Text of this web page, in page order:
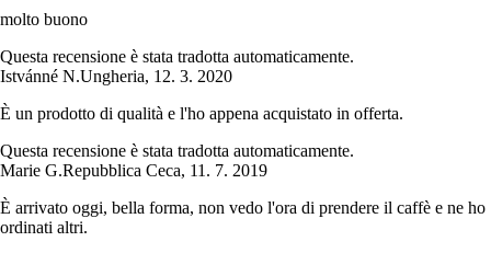
molto buono
Questa recensione è stata tradotta automaticamente.
Istvánné N.Ungheria, 12. 3. 2020
È un prodotto di qualità e l'ho appena acquistato in offerta.
Questa recensione è stata tradotta automaticamente.
Marie G.Repubblica Ceca, 11. 7. 2019
È arrivato oggi, bella forma, non vedo l'ora di prendere il caffè e ne ho
ordinati altri.